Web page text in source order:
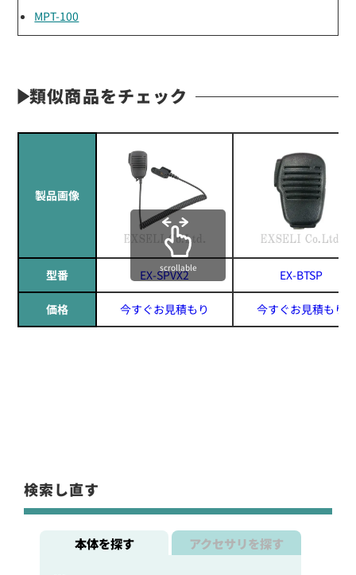
MPT-100
類似商品をチェック
製品画像
型番 EX-SPVX2 EX-BTSP
価格 今すぐお見積もり 今すぐお見積もり
scrollable
検索し直す
本体を探す アクセサリを探す